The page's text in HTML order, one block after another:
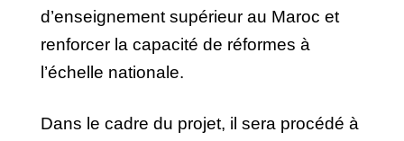
d’enseignement supérieur au Maroc et
renforcer la capacité de réformes à
l’échelle nationale.
Dans le cadre du projet, il sera procédé à